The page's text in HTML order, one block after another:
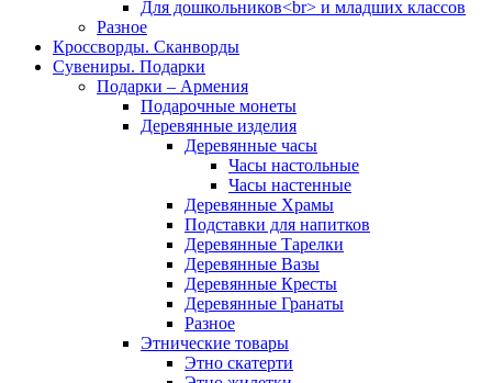
Для дошкольников<br> и младших классов
Разное
Кроссворды. Сканворды
Сувениры. Подарки
Подарки – Армения
Подарочные монеты
Деревянные изделия
Деревянные часы
Часы настольные
Часы настенные
Деревянные Храмы
Подставки для напитков
Деревянные Тарелки
Деревянные Вазы
Деревянные Кресты
Деревянные Гранаты
Разное
Этнические товары
Этно скатерти